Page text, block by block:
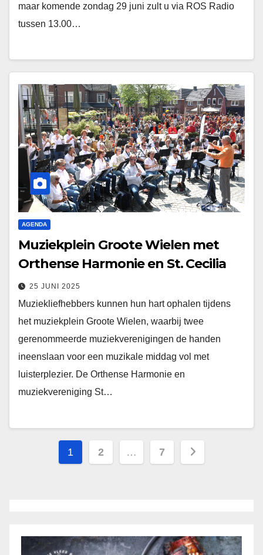
maar komende zondag 29 juni zult u via ROS Radio
tussen 13.00…
AGENDA
Muziekplein Groote Wielen met
Orthense Harmonie en St. Cecilia
25 JUNI 2025
Muziekliefhebbers kunnen hun hart ophalen tijdens
het muziekplein Groote Wielen, waarbij twee
gerenommeerde muziekverenigingen de handen
ineenslaan voor een muzikale middag vol met
luisterplezier. De Orthense Harmonie en
muziekvereniging St…
Berichten
1 2 … 7